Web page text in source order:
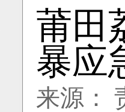
莆田
暴应
来源：